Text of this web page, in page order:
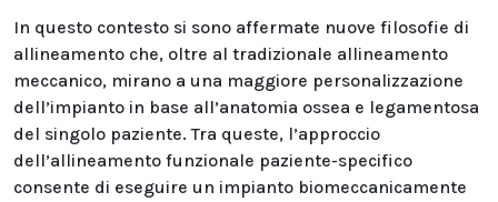
In questo contesto si sono affermate nuove filosofie di
allineamento che, oltre al tradizionale allineamento
meccanico, mirano a una maggiore personalizzazione
dell’impianto in base all’anatomia ossea e legamentosa
del singolo paziente. Tra queste, l’approccio
dell’allineamento funzionale paziente-specifico
consente di eseguire un impianto biomeccanicamente